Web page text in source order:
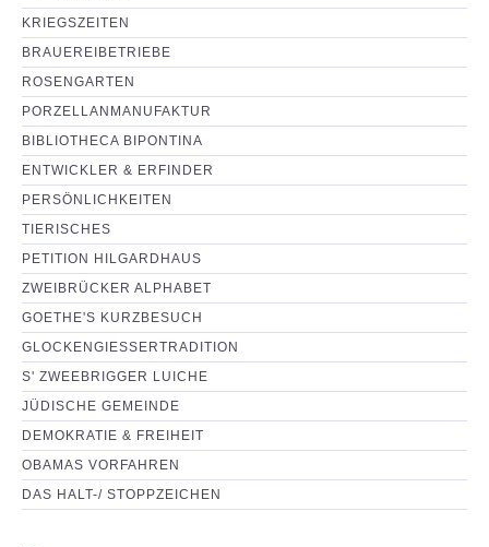
KRIEGSZEITEN
BRAUEREIBETRIEBE
ROSENGARTEN
PORZELLANMANUFAKTUR
BIBLIOTHECA BIPONTINA
ENTWICKLER & ERFINDER
PERSÖNLICHKEITEN
TIERISCHES
PETITION HILGARDHAUS
ZWEIBRÜCKER ALPHABET
GOETHE'S KURZBESUCH
GLOCKENGIESSERTRADITION
S' ZWEEBRIGGER LUICHE
JÜDISCHE GEMEINDE
DEMOKRATIE & FREIHEIT
OBAMAS VORFAHREN
DAS HALT-/ STOPPZEICHEN